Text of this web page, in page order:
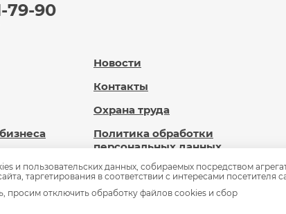
79-90
Новости
Контакты
Охрана труда
Политика обработки
персональных данных
Сведения об
образовательной
организации
и пользовательских данных, собираемых посредством
таргетирования в соответствии с интересами посетителя
отключить обработку файлов cookies и сбор